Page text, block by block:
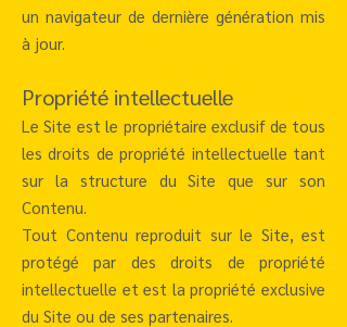
un navigateur de dernière génération mis
à jour.
Propriété intellectuelle
Le Site est le propriétaire exclusif de tous
les droits de propriété intellectuelle tant
sur la structure du Site que sur son
Contenu.
Tout Contenu reproduit sur le Site, est
protégé par des droits de propriété
intellectuelle et est la propriété exclusive
du Site ou de ses partenaires.